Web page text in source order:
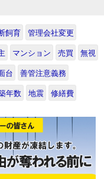
飼育 管理会社変更
マンション 売買 無視
台 善管注意義務
年数 地震 修繕費